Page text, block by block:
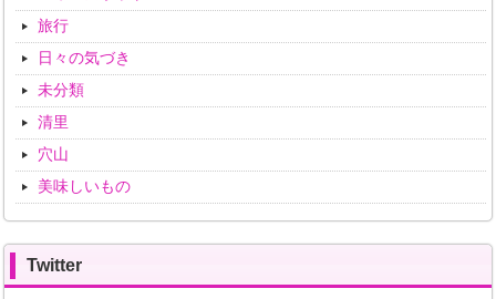
旅行
日々の気づき
未分類
清里
穴山
美味しいもの
Twitter